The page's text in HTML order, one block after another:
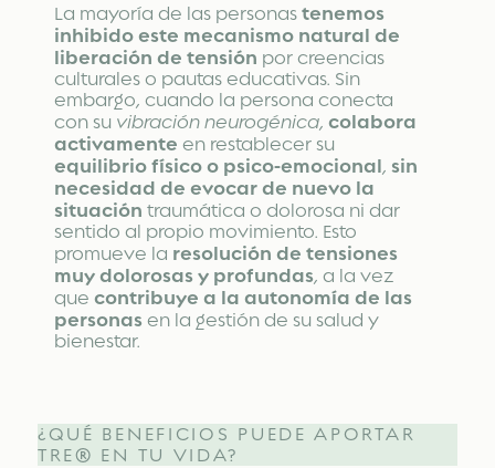
La mayoría de las personastenemos
inhibido este mecanismo natural de
liberación de tensión por creencias
culturales o pautas educativas. Sin
embargo, cuando la persona conecta
con su vibración neurogénica,colabora
activamenteen restablecer su
equilibrio físico o psico-emocional,sin
necesidad de evocar de nuevo la
situación traumática o dolorosa ni dar
sentido al propio movimiento. Esto
promueve la resolución de tensiones
muy dolorosas y profundas, a la vez
quecontribuye a la autonomía de las
personas en la gestión de su salud y
bienestar.
¿QUÉ BENEFICIOS PUEDE APORTAR
TRE® EN TU VIDA?